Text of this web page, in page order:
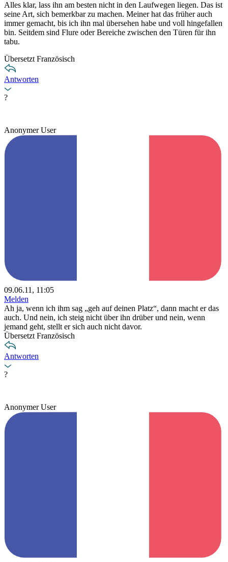
Alles klar, lass ihn am besten nicht in den Laufwegen liegen. Das ist
seine Art, sich bemerkbar zu machen. Meiner hat das früher auch
immer gemacht, bis ich ihn mal übersehen habe und voll hingefallen
bin. Seitdem sind Flure oder Bereiche zwischen den Türen für ihn
tabu.
Übersetzt Französisch
Antworten
?
Anonymer User
09.06.11, 11:05
Melden
Ah ja, wenn ich ihm sag „geh auf deinen Platz“, dann macht er das
auch. Und nein, ich steig nicht über ihn drüber und nein, wenn
jemand geht, stellt er sich auch nicht davor.
Übersetzt Französisch
Antworten
?
Anonymer User